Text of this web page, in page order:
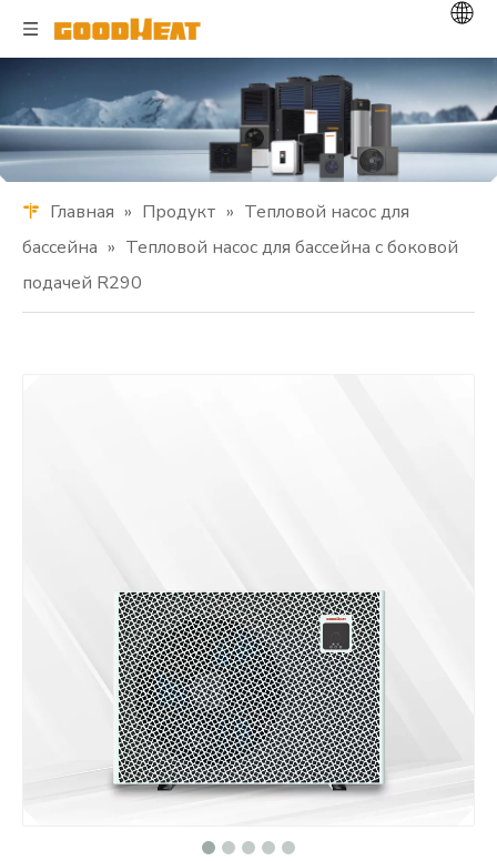
Главная » Продукт » Тепловой насос для
бассейна » Тепловой насос для бассейна с боковой
подачей R290